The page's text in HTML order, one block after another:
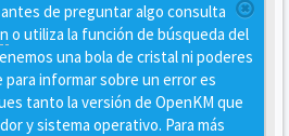
de preguntar algo consulta
o utiliza la función de búsqueda del
una bola de cristal ni poderes
informar sobre un error es
tanto la versión de OpenKM que
y sistema operativo. Para más